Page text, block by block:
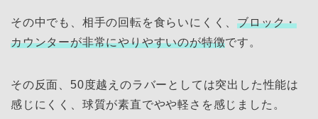
その中でも、相手の回転を食らいにくく、ブロック・
カウンターが非常にやりやすいのが特徴です。
その反面、50度越えのラバーとしては突出した性能は
感じにくく、球質が素直でやや軽さを感じました。